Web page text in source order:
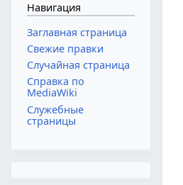
Навигация
Заглавная страница
Свежие правки
Случайная страница
Справка по
MediaWiki
Служебные
страницы